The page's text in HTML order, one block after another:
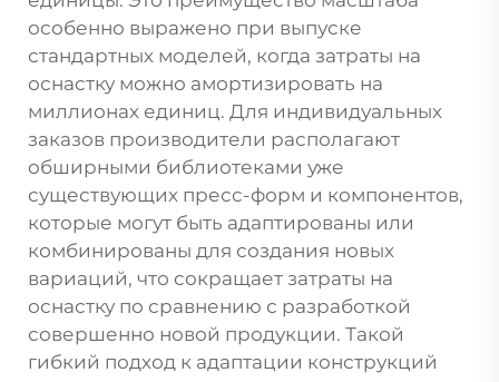
особенно выражено при выпуске
стандартных моделей, когда затраты на
оснастку можно амортизировать на
миллионах единиц. Для индивидуальных
заказов производители располагают
обширными библиотеками уже
существующих пресс-форм и компонентов,
которые могут быть адаптированы или
комбинированы для создания новых
вариаций, что сокращает затраты на
оснастку по сравнению с разработкой
совершенно новой продукции. Такой
гибкий подход к адаптации конструкций